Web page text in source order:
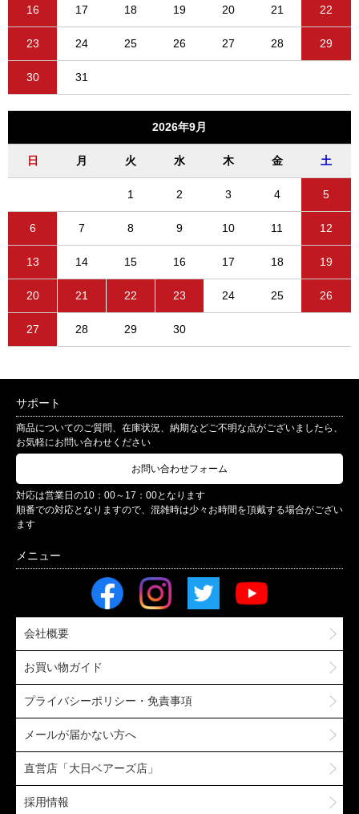
16 17 18 19 20 21 22
23 24 25 26 27 28 29
30 31
2026年9月
日 月 火 水 木 金 土
1 2 3 4 5
6 7 8 9 10 11 12
13 14 15 16 17 18 19
20 21 22 23 24 25 26
27 28 29 30
サポート
商品についてのご質問、在庫状況、納期などご不明な点がございましたら、
お気軽にお問い合わせください
お問い合わせフォーム
対応は営業日の10：00～17：00となります
順番での対応となりますので、混雑時は少々お時間を頂戴する場合がござい
ます
会社概要
お買い物ガイド
プライバシーポリシー・免責事項
メールが届かない方へ
直営店「大日ベアーズ店」
採用情報